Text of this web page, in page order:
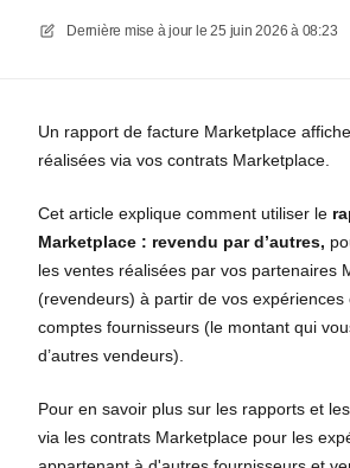
Dernière mise à jour le 25 juin 2026 à 08:23
Un rapport de facture Marketplace
réalisées via vos contrats Marketplace.
Cet article explique comment utiliser le
Marketplace : revendu par d’autres,
les ventes réalisées par vos partenaires
(revendeurs) à partir de vos expériences
comptes fournisseurs (le montant qui
d’autres vendeurs).
Pour en savoir plus sur les rapports et
via les contrats Marketplace pour les